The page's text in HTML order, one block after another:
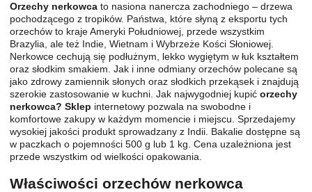
Orzechy nerkowca to nasiona nanercza zachodniego – drzewa
pochodzącego z tropików. Państwa, które słyną z eksportu tych
orzechów to kraje Ameryki Południowej, przede wszystkim
Brazylia, ale też Indie, Wietnam i Wybrzeże Kości Słoniowej.
Nerkowce cechują się podłużnym, lekko wygiętym w łuk kształtem
oraz słodkim smakiem. Jak i inne odmiany orzechów polecane są
jako zdrowy zamiennik słonych oraz słodkich przekąsek i znajdują
szerokie zastosowanie w kuchni. Jak najwygodniej kupić orzechy
nerkowca? Sklep internetowy pozwala na swobodne i
komfortowe zakupy w każdym momencie i miejscu. Sprzedajemy
wysokiej jakości produkt sprowadzany z Indii. Bakalie dostępne są
w paczkach o pojemności 500 g lub 1 kg. Cena uzależniona jest
przede wszystkim od wielkości opakowania.
Właściwości orzechów nerkowca